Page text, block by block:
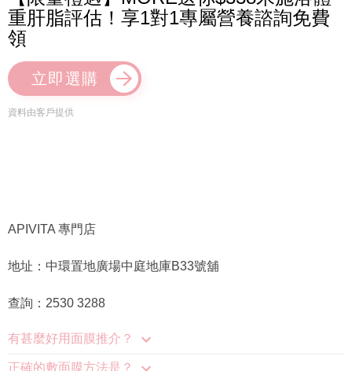
重肝脂評估！享1對1專屬營養諮詢免費
領
立即選購
資料由客戶提供
APIVITA 專門店
地址：中環置地廣場中庭地庫B33號舖
查詢：2530 3288
有甚麼好用面膜推介？
正確的敷面膜方法是？